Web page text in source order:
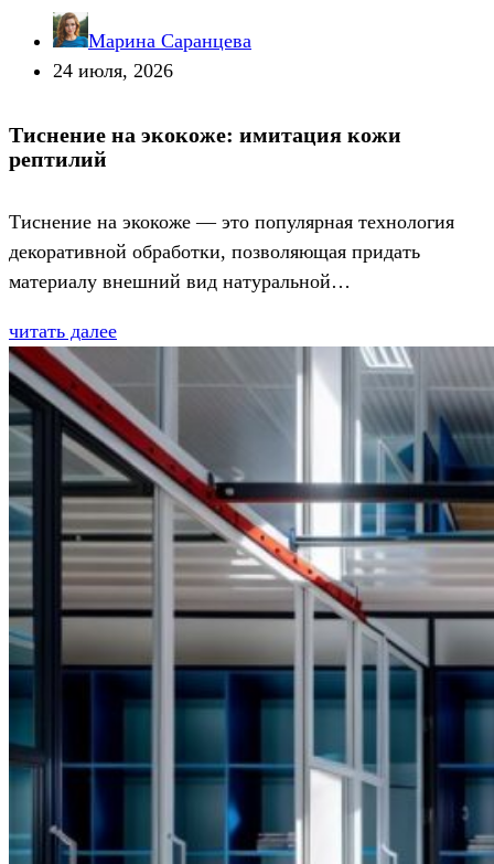
Марина Саранцева
24 июля, 2026
Тиснение на экокоже: имитация кожи
рептилий
Тиснение на экокоже — это популярная технология
декоративной обработки, позволяющая придать
материалу внешний вид натуральной…
читать далее